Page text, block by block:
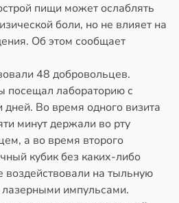
пищи может ослаблять
боли, но не влияет на
Об этом сообщает
48 добровольцев.
лабораторию с
Во время одного визита
минут держали во рту
а во время второго
кубик без каких-либо
воздействовали на тыльную
лазерными импульсами.